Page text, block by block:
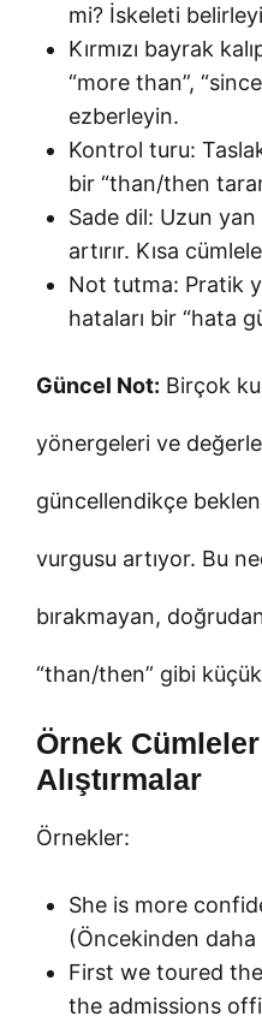
mi? İskeleti
Kırmızı bayrak
“more than”,
ezberleyin.
Kontrol turu:
bir “than/then
Sade dil: Uzun
artırır. Kısa
Not tutma: Pratik
hataları bir “hata
Güncel Not: Birçok
yönergeleri ve
güncellendikçe
vurgusu artıyor. Bu
bırakmayan,
“than/then” gibi
Örnek
Alıştırmalar
Örnekler:
She is more
(Öncekinden
First we toured
the admissions